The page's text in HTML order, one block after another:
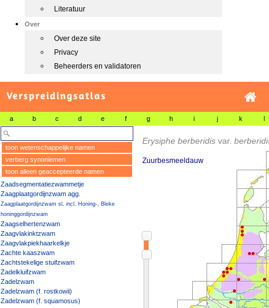
Literatuur
Over
Over deze site
Privacy
Beheerders en validatoren
Verspreidingsatlas
a b c d e f g h i j k l
toon wetenschappelijke namen
verberg synoniemen
toon alleen geaccepteerde namen
Zaadsegmentatiezwammetje
Zaagplaatgordijnzwam agg.
Zaagplaatgordijnzwam sl, incl. Honing-, Bleke
honinggordijnzwam
Zaagselhertenzwam
Zaagvlakinktzwam
Zaagvlakpiekhaarkelkje
Zachte kaaszwam
Zachtstekelige stuifzwam
Zadelkluifzwam
Zadelzwam
Zadelzwam (f. rostkowii)
Zadelzwam (f. squamosus)
Erysiphe berberidis var.
Zuurbesmeeldauw